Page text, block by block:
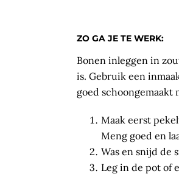
ZO GA JE TE WERK:
Bonen inleggen in
is. Gebruik een
goed schoongemaakt
Maak eerst
Meng goed en
Was en snijd de
Leg in de pot of